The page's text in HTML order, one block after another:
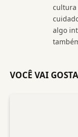
cultura
algo
VOCÊ VAI